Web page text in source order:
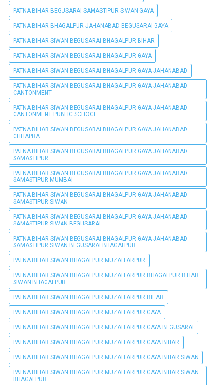
PATNA BIHAR BEGUSARAI SAMASTIPUR SIWAN GAYA
PATNA BIHAR BHAGALPUR JAHANABAD BEGUSARAI GAYA
PATNA BIHAR SIWAN BEGUSARAI BHAGALPUR BIHAR
PATNA BIHAR SIWAN BEGUSARAI BHAGALPUR GAYA
PATNA BIHAR SIWAN BEGUSARAI BHAGALPUR GAYA JAHANABAD
PATNA BIHAR SIWAN BEGUSARAI BHAGALPUR GAYA JAHANABAD
CANTONMENT
PATNA BIHAR SIWAN BEGUSARAI BHAGALPUR GAYA JAHANABAD
CANTONMENT PUBLIC SCHOOL
PATNA BIHAR SIWAN BEGUSARAI BHAGALPUR GAYA JAHANABAD
CHHAPRA
PATNA BIHAR SIWAN BEGUSARAI BHAGALPUR GAYA JAHANABAD
SAMASTIPUR
PATNA BIHAR SIWAN BEGUSARAI BHAGALPUR GAYA JAHANABAD
SAMASTIPUR MUMBAI
PATNA BIHAR SIWAN BEGUSARAI BHAGALPUR GAYA JAHANABAD
SAMASTIPUR SIWAN
PATNA BIHAR SIWAN BEGUSARAI BHAGALPUR GAYA JAHANABAD
SAMASTIPUR SIWAN BEGUSARAI
PATNA BIHAR SIWAN BEGUSARAI BHAGALPUR GAYA JAHANABAD
SAMASTIPUR SIWAN BEGUSARAI BHAGALPUR
PATNA BIHAR SIWAN BHAGALPUR MUZAFFARPUR
PATNA BIHAR SIWAN BHAGALPUR MUZAFFARPUR BHAGALPUR BIHAR
SIWAN BHAGALPUR
PATNA BIHAR SIWAN BHAGALPUR MUZAFFARPUR BIHAR
PATNA BIHAR SIWAN BHAGALPUR MUZAFFARPUR GAYA
PATNA BIHAR SIWAN BHAGALPUR MUZAFFARPUR GAYA BEGUSARAI
PATNA BIHAR SIWAN BHAGALPUR MUZAFFARPUR GAYA BIHAR
PATNA BIHAR SIWAN BHAGALPUR MUZAFFARPUR GAYA BIHAR SIWAN
PATNA BIHAR SIWAN BHAGALPUR MUZAFFARPUR GAYA BIHAR SIWAN
BHAGALPUR